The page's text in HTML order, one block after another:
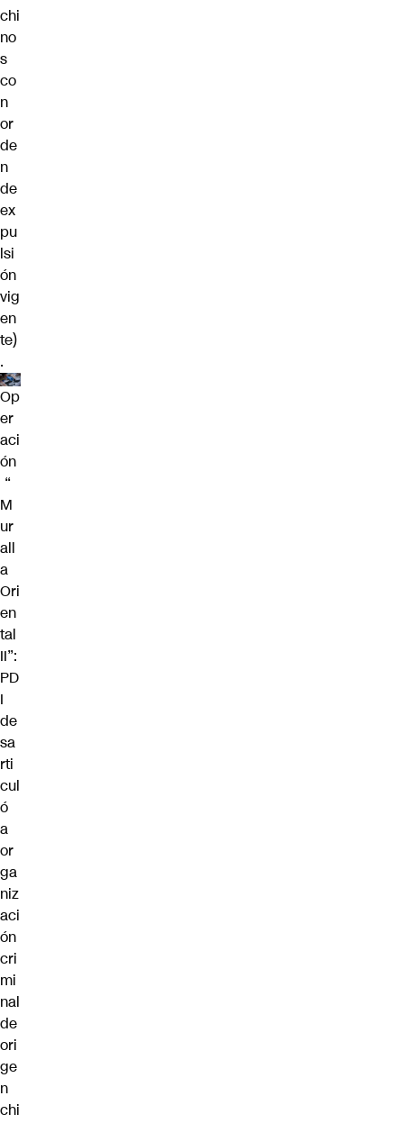
chi
no
s
co
n
or
de
n
de
ex
pu
lsi
ón
vig
en
te)
.
Op
er
aci
ón
“
M
ur
all
a
Ori
en
tal
II”:
PD
I
de
sa
rti
cul
ó
a
or
ga
niz
aci
ón
cri
mi
nal
de
ori
ge
n
chi